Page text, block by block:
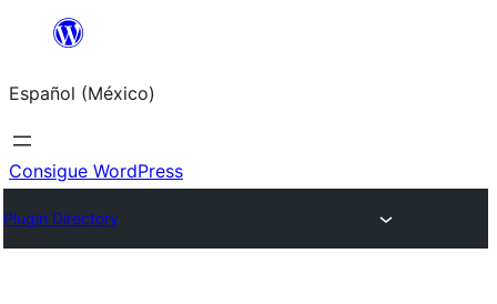
Saltar
contenido
Español (México)
Consigue WordPress
Plugin Directory